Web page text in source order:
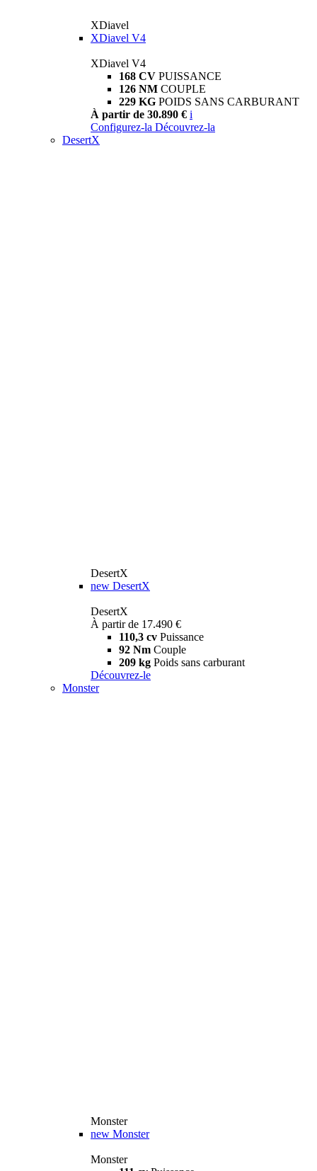
XDiavel
XDiavel V4
XDiavel V4
168 CV PUISSANCE
126 NM COUPLE
229 KG POIDS SANS CARBURANT
À partir de 30.890 € i
Configurez-la Découvrez-la
DesertX
DesertX
new DesertX
DesertX
À partir de 17.490 €
110,3 cv Puissance
92 Nm Couple
209 kg Poids sans carburant
Découvrez-le
Monster
Monster
new Monster
Monster